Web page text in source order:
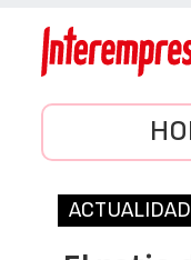
ACTUALIDAD